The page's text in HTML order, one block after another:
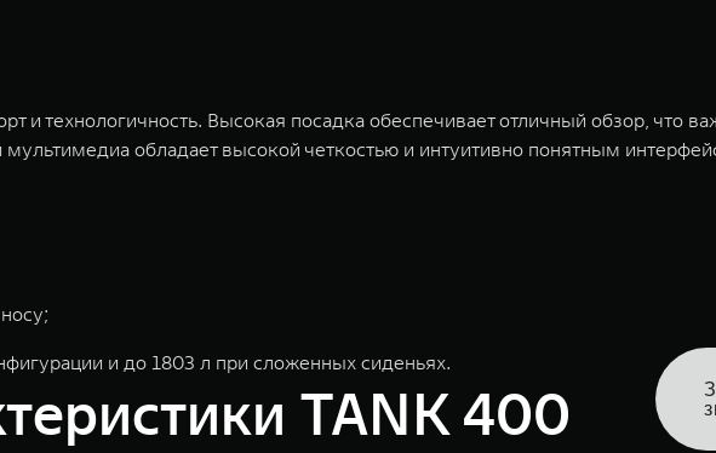
и технологичность. Высокая посадка обеспечивает отличный обзор, что
обладает высокой четкостью и интуитивно понятным
и до 1803 л при сложенных сиденьях.
TANK 400